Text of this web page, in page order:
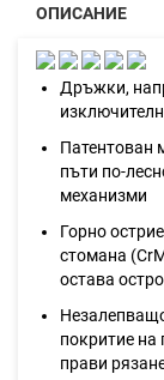
ОПИСАНИЕ
Дръжки,
Патентован
пъти по-
механизми
Горно
стомана
остава
покритие на
прави